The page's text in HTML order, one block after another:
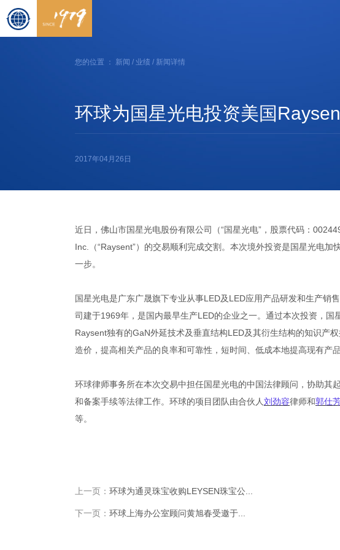
您的位置 ： 新闻 / 业绩 / 新闻详情
环球为国星光电投资美国
2017年04月26日
近日，佛山市国星光电股份有限公司（“国星光电”，股票代码：
Inc.（“Raysent”）的交易顺利完成交割。本次境外投资是国星光电加
一步。
国星光电是广东广晟旗下专业从事LED及LED应用产品研发和生产销
司建于1969年，是国内最早生产LED的企业之一。通过本次投资，国
Raysent独有的GaN外延技术及垂直结构LED及其衍生结构的知识产
造价，提高相关产品的良率和可靠性，短时间、低成本地提高现有产
环球律师事务所在本次交易中担任国星光电的中国法律顾问，协助其
和备案手续等法律工作。环球的项目团队由合伙人刘劲容律师和郭仕
等。
上一页： 环球为通灵珠宝收购LEYSEN珠宝公...
下一页： 环球上海办公室顾问黄旭春受邀于...